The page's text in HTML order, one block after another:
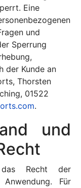
Eine
und
Sperrung
der Kunde an
Thorsten
01522
.
und
Recht der
Anwendung. Für